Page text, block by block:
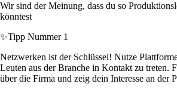
Wir sind der Meinung, dass du so
könntest
✨Tipp Nummer 1
Netzwerken ist der Schlüssel! Nutze
Leuten aus der Branche in Kontakt zu treten.
über die Firma und zeig dein Interesse an der